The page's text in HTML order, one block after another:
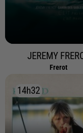
JEREMY
Frerot
14h32
14h32